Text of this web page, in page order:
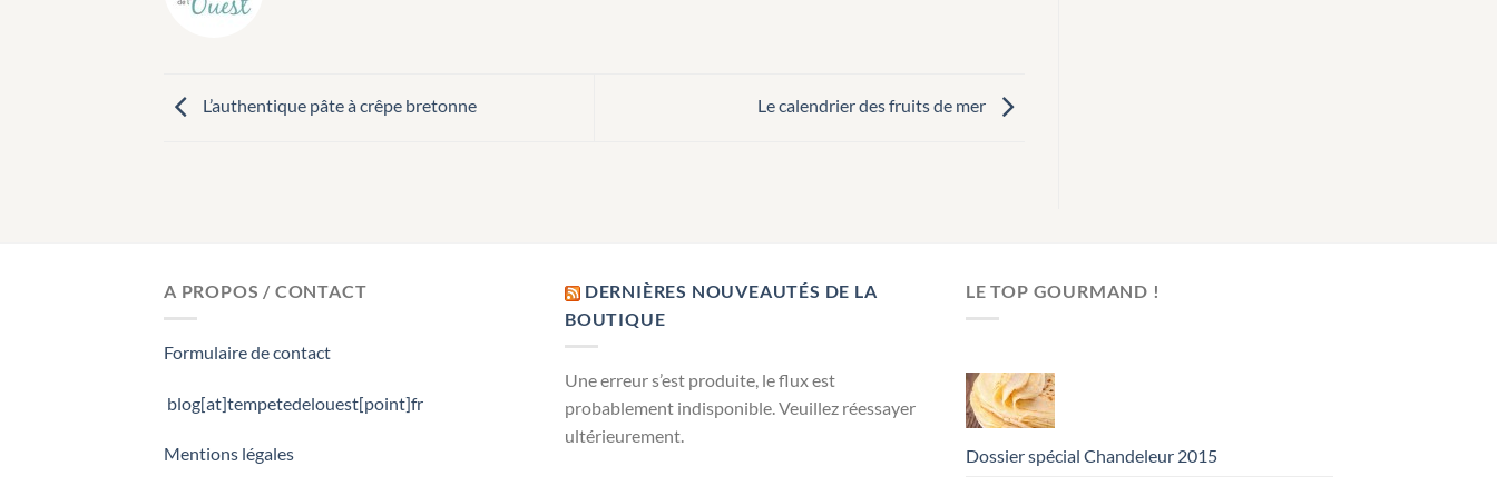
L’authentique pâte à crêpe bretonne Le calendrier des fruits de mer
A PROPOS / CONTACT
Formulaire de contact
blog[at]tempetedelouest[point]fr
Mentions légales
DERNIÈRES NOUVEAUTÉS DE LA
BOUTIQUE
Une erreur s’est produite, le flux est
probablement indisponible. Veuillez réessayer
ultérieurement.
LE TOP GOURMAND !
Dossier spécial Chandeleur 2015